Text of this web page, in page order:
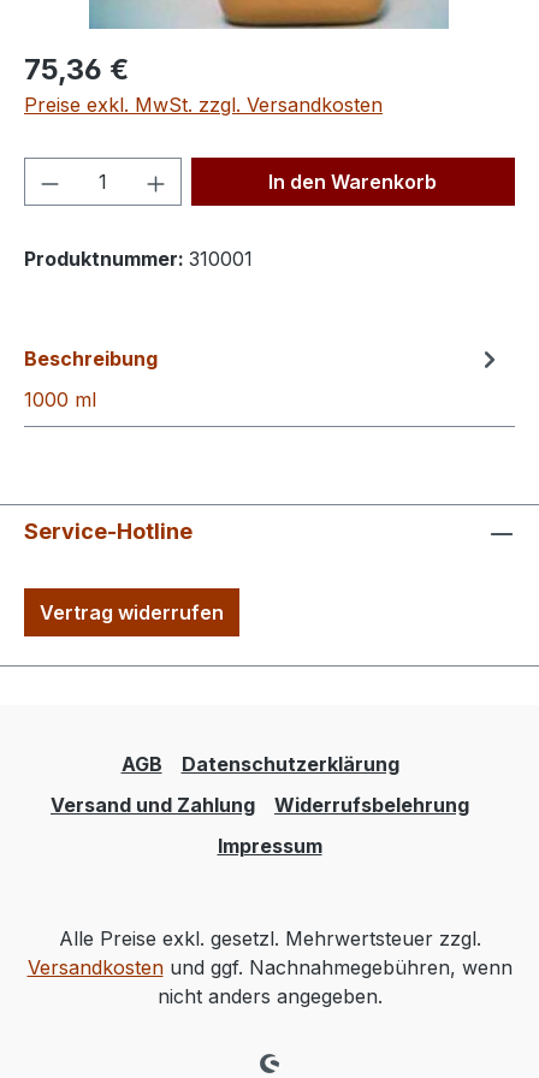
Regulärer Preis:
75,36 €
Preise exkl. MwSt. zzgl. Versandkosten
Produkt Anzahl: Gib denIn den Warenkorb
Produktnummer: 310001
Beschreibung
1000 ml
Service-Hotline
Vertrag widerrufen
AGB
Datenschutzerklärung
Versand und Zahlung
Widerrufsbelehrung
Impressum
Alle Preise exkl. gesetzl. Mehrwertsteuer zzgl.
Versandkostenund ggf. Nachnahmegebühren, wenn
nicht anders angegeben.